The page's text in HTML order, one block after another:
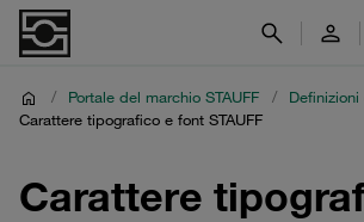
/ Portale del marchio STAUFF /
Carattere tipografico e font STAUFF
Carattere